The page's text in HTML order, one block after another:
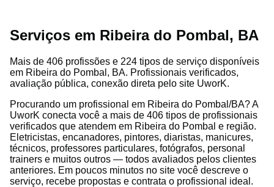
Serviços em Ribeira do Pombal, BA
Mais de 406 profissões e 224 tipos de serviço disponíveis
em Ribeira do Pombal, BA. Profissionais verificados,
avaliação pública, conexão direta pelo site UworK.
Procurando um profissional em Ribeira do Pombal/BA? A
UworK conecta você a mais de 406 tipos de profissionais
verificados que atendem em Ribeira do Pombal e região.
Eletricistas, encanadores, pintores, diaristas, manicures,
técnicos, professores particulares, fotógrafos, personal
trainers e muitos outros — todos avaliados pelos clientes
anteriores. Em poucos minutos no site você descreve o
serviço, recebe propostas e contrata o profissional ideal.